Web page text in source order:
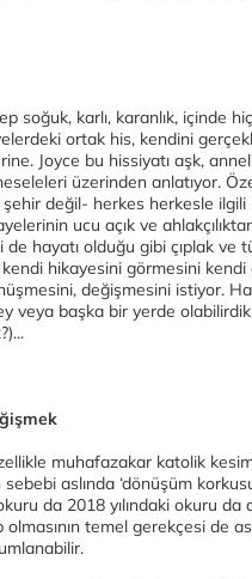
soğuk, karlı, karanlık, içinde
ortak his, kendini
Joyce bu hissiyatı aşk,
üzerinden anlatıyor.
şehir değil- herkes herkesle
ucu açık ve
de hayatı olduğu gibi çıplak
hikayesini görmesini kendi
değişmesini istiyor.
veya başka bir yerde
muhafazakar katolik
sebebi aslında ‘dönüşüm
da 2018 yılındaki okuru
temel gerekçesi de